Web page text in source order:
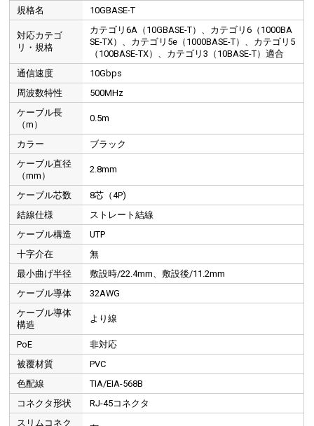
規格名
10GBASE-T
対応カテゴ
リ・規格
カテゴリ6A（10GBASE-T）、カテゴリ6（1000BA
SE-TX）、カテゴリ5e（1000BASE-T）、カテゴリ5
（100BASE-TX）、カテゴリ3（10BASE-T）適合
通信速度
10Gbps
周波数特性
500MHz
ケーブル長
（m）
0.5m
カラー
ブラック
ケーブル直径
（mm）
2.8mm
ケーブル芯数
8芯（4P)
結線仕様
ストレート結線
ケーブル構造
UTP
十字介在
無
最小曲げ半径
敷設時/22.4mm、敷設後/11.2mm
ケーブル導体
32AWG
ケーブル導体
構造
より線
PoE
非対応
被覆材質
PVC
色配線
TIA/EIA-568B
コネクタ形状
RJ-45コネクタ
スリムコネク